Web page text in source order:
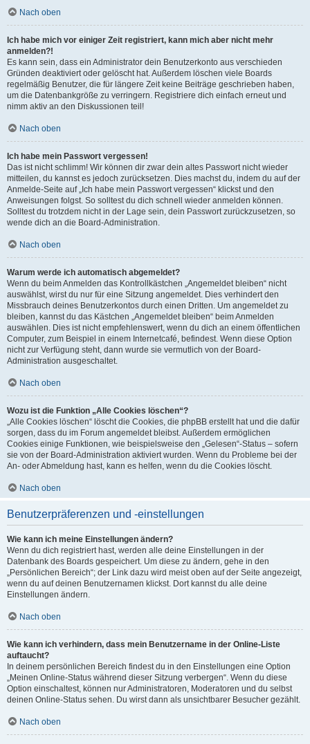
Nach oben
Ich habe mich vor einiger Zeit registriert, kann mich aber nicht mehr
anmelden?!
Es kann sein, dass ein Administrator dein Benutzerkonto aus verschieden
Gründen deaktiviert oder gelöscht hat. Außerdem löschen viele Boards
regelmäßig Benutzer, die für längere Zeit keine Beiträge geschrieben haben,
um die Datenbankgröße zu verringern. Registriere dich einfach erneut und
nimm aktiv an den Diskussionen teil!
Nach oben
Ich habe mein Passwort vergessen!
Das ist nicht schlimm! Wir können dir zwar dein altes Passwort nicht wieder
mitteilen, du kannst es jedoch zurücksetzen. Dies machst du, indem du auf der
Anmelde-Seite auf „Ich habe mein Passwort vergessen“ klickst und den
Anweisungen folgst. So solltest du dich schnell wieder anmelden können.
Solltest du trotzdem nicht in der Lage sein, dein Passwort zurückzusetzen, so
wende dich an die Board-Administration.
Nach oben
Warum werde ich automatisch abgemeldet?
Wenn du beim Anmelden das Kontrollkästchen „Angemeldet bleiben“ nicht
auswählst, wirst du nur für eine Sitzung angemeldet. Dies verhindert den
Missbrauch deines Benutzerkontos durch einen Dritten. Um angemeldet zu
bleiben, kannst du das Kästchen „Angemeldet bleiben“ beim Anmelden
auswählen. Dies ist nicht empfehlenswert, wenn du dich an einem öffentlichen
Computer, zum Beispiel in einem Internetcafé, befindest. Wenn diese Option
nicht zur Verfügung steht, dann wurde sie vermutlich von der Board-
Administration ausgeschaltet.
Nach oben
Wozu ist die Funktion „Alle Cookies löschen“?
„Alle Cookies löschen“ löscht die Cookies, die phpBB erstellt hat und die dafür
sorgen, dass du im Forum angemeldet bleibst. Außerdem ermöglichen
Cookies einige Funktionen, wie beispielsweise den „Gelesen“-Status – sofern
sie von der Board-Administration aktiviert wurden. Wenn du Probleme bei der
An- oder Abmeldung hast, kann es helfen, wenn du die Cookies löscht.
Nach oben
Benutzerpräferenzen und -einstellungen
Wie kann ich meine Einstellungen ändern?
Wenn du dich registriert hast, werden alle deine Einstellungen in der
Datenbank des Boards gespeichert. Um diese zu ändern, gehe in den
„Persönlichen Bereich“; der Link dazu wird meist oben auf der Seite angezeigt,
wenn du auf deinen Benutzernamen klickst. Dort kannst du alle deine
Einstellungen ändern.
Nach oben
Wie kann ich verhindern, dass mein Benutzername in der Online-Liste
auftaucht?
In deinem persönlichen Bereich findest du in den Einstellungen eine Option
„Meinen Online-Status während dieser Sitzung verbergen“. Wenn du diese
Option einschaltest, können nur Administratoren, Moderatoren und du selbst
deinen Online-Status sehen. Du wirst dann als unsichtbarer Besucher gezählt.
Nach oben